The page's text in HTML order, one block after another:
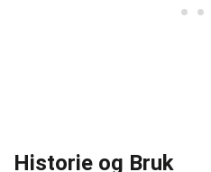
Historie og Bruk